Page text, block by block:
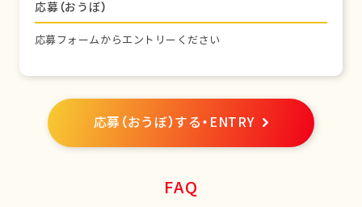
応募（おうぼ）
応募フォームからエントリーください
応募（おうぼ）する・ENTRY
FAQ